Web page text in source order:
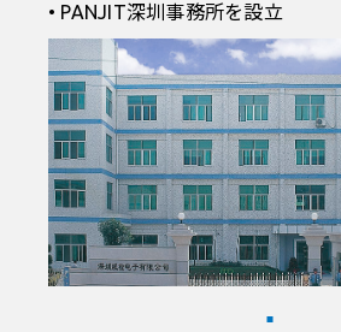
• PANJIT深圳事務所を設立